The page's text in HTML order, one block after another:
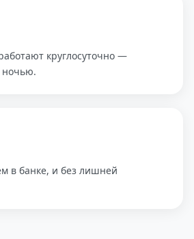
круглосуточно —
ночью.
в банке, и без лишней